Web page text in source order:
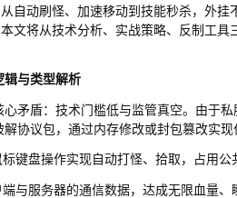
自动刷怪、加速移动到技能秒杀，外
本文将从技术分析、实战策略、反制工
辑与类型解析
矛盾：技术门槛低与监管真空。由于
协议包，通过内存修改或封包篡改实现
键盘操作实现自动打怪、拾取，占用公
与服务器的通信数据，达成无限血量、